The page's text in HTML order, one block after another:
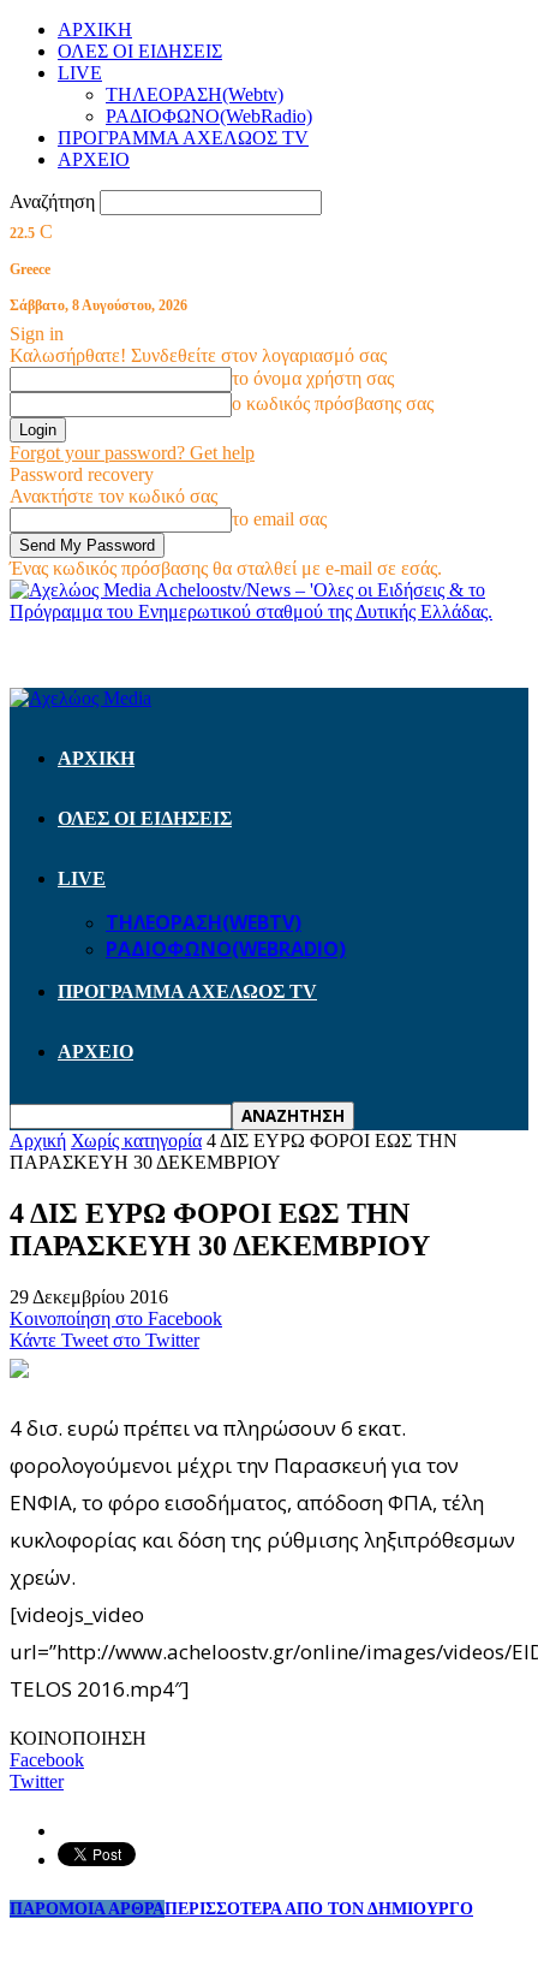
ΑΡΧΙΚΗ
ΟΛΕΣ ΟΙ ΕΙΔΗΣΕΙΣ
LIVE
ΤΗΛΕΟΡΑΣΗ(Webtv)
ΡΑΔΙΟΦΩΝΟ(WebRadio)
ΠΡΟΓΡΑΜΜΑ ΑΧΕΛΩΟΣ TV
ΑΡΧΕΙΟ
Αναζήτηση
22.5 C
Greece
Σάββατο, 8 Αυγούστου, 2026
Sign in
Καλωσήρθατε! Συνδεθείτε στον λογαριασμό σας
το όνομα χρήστη σας
ο κωδικός πρόσβασης σας
Forgot your password? Get help
Password recovery
Ανακτήστε τον κωδικό σας
το email σας
Ένας κωδικός πρόσβασης θα σταλθεί με e-mail σε εσάς.
Acheloostv/News – 'Ολες οι Ειδήσεις & το
Πρόγραμμα του Ενημερωτικού σταθμού της Δυτικής Ελλάδας.
ΑΡΧΙΚΗ
ΟΛΕΣ ΟΙ ΕΙΔΗΣΕΙΣ
LIVE
ΤΗΛΕΟΡΑΣΗ(WEBTV)
ΡΑΔΙΟΦΩΝΟ(WEBRADIO)
ΠΡΟΓΡΑΜΜΑ ΑΧΕΛΩΟΣ TV
ΑΡΧΕΙΟ
Αρχική Χωρίς κατηγορία 4 ΔΙΣ ΕΥΡΩ ΦΟΡΟΙ ΕΩΣ ΤΗΝ
ΠΑΡΑΣΚΕΥΗ 30 ΔΕΚΕΜΒΡΙΟΥ
4 ΔΙΣ ΕΥΡΩ ΦΟΡΟΙ ΕΩΣ ΤΗΝ
ΠΑΡΑΣΚΕΥΗ 30 ΔΕΚΕΜΒΡΙΟΥ
29 Δεκεμβρίου 2016
Κοινοποίηση στο Facebook
Κάντε Tweet στο Twitter
4 δισ. ευρώ πρέπει να πληρώσουν 6 εκατ.
φορολογούμενοι μέχρι την Παρασκευή για τον
ΕΝΦΙΑ, το φόρο εισοδήματος, απόδοση ΦΠΑ, τέλη
κυκλοφορίας και δόση της ρύθμισης ληξιπρόθεσμων
χρεών.
[videojs_video
url=”http://www.acheloostv.gr/online/images/videos/
TELOS 2016.mp4″]
ΚΟΙΝΟΠΟΙΗΣΗ
Facebook
Twitter
ΠΑΡΟΜΟΙΑ ΑΡΘΡΑΠΕΡΙΣΣΟΤΕΡΑ ΑΠΟ ΤΟΝ ΔΗΜΙΟΥΡΓΟ